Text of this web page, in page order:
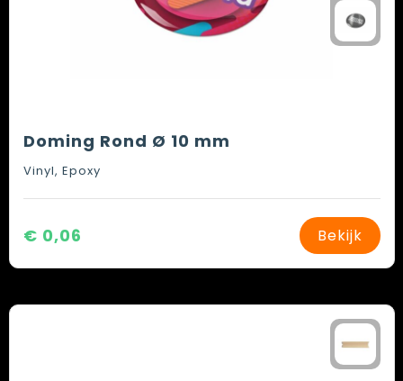
Doming Rond Ø 10 mm
Vinyl, Epoxy
€ 0,06 Bekijk